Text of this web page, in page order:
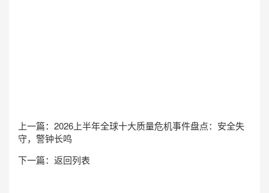
上一篇： 2026上半年全球十大质量危机事件盘点：安全失
守，警钟长鸣
下一篇： 返回列表